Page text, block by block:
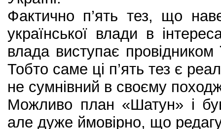
Фактично п’ять тез, що
української влади в
влада виступає провідником
Тобто саме ці п’ять тез є
не сумнівний в своєму
Можливо план «Шатун» і
але дуже ймовірно, що